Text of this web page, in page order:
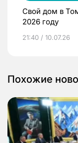
Свой дом в
2026 году
21:40 / 10.07.26
Похожие